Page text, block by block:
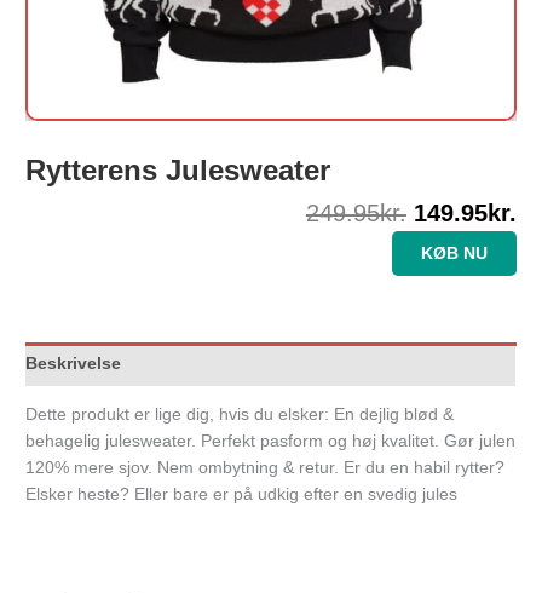
Rytterens Julesweater
249.95kr. 149.95kr.
KØB NU
Beskrivelse
Dette produkt er lige dig, hvis du elsker: En dejlig blød &
behagelig julesweater. Perfekt pasform og høj kvalitet. Gør julen
120% mere sjov. Nem ombytning & retur. Er du en habil rytter?
Elsker heste? Eller bare er på udkig efter en svedig jules